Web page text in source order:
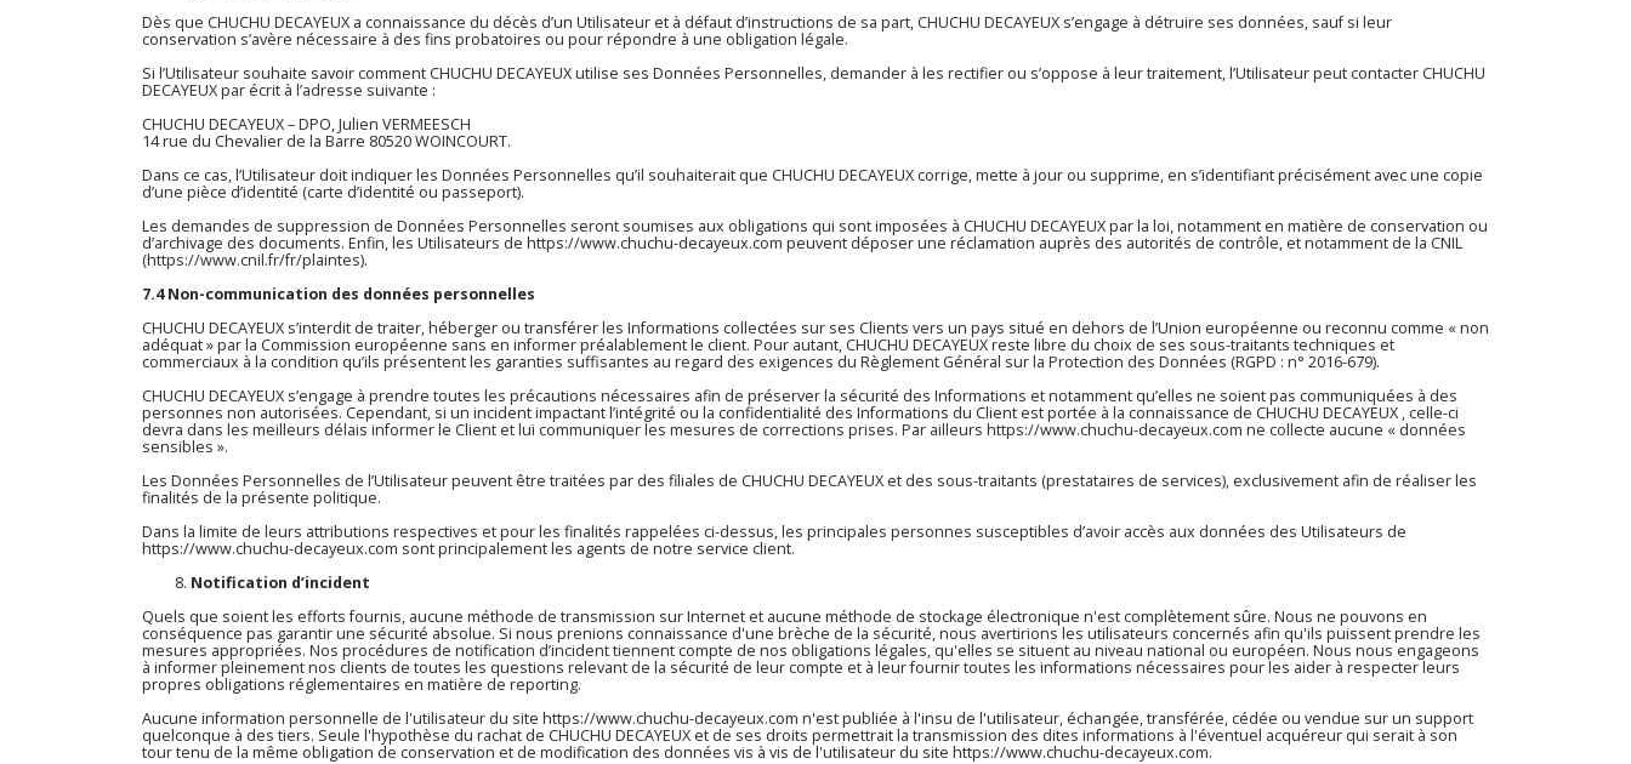
Dès que CHUCHU DECAYEUX a connaissance du décès d’un Utilisateur et à défaut d’instructions de sa part, CHUCHU DECAYEUX s’engage à détruire ses données, sauf si leur
conservation s’avère nécessaire à des fins probatoires ou pour répondre à une obligation légale.
Si l’Utilisateur souhaite savoir comment CHUCHU DECAYEUX utilise ses Données Personnelles, demander à les rectifier ou s’oppose à leur traitement, l’Utilisateur peut contacter CHUCHU
DECAYEUX par écrit à l’adresse suivante :
CHUCHU DECAYEUX – DPO, Julien VERMEESCH
14 rue du Chevalier de la Barre 80520 WOINCOURT.
Dans ce cas, l’Utilisateur doit indiquer les Données Personnelles qu’il souhaiterait que CHUCHU DECAYEUX corrige, mette à jour ou supprime, en s’identifiant précisément avec une copie
d’une pièce d’identité (carte d’identité ou passeport).
Les demandes de suppression de Données Personnelles seront soumises aux obligations qui sont imposées à CHUCHU DECAYEUX par la loi, notamment en matière de conservation ou
d’archivage des documents. Enfin, les Utilisateurs de https://www.chuchu-decayeux.com peuvent déposer une réclamation auprès des autorités de contrôle, et notamment de la CNIL
(https://www.cnil.fr/fr/plaintes).
7.4 Non-communication des données personnelles
CHUCHU DECAYEUX s’interdit de traiter, héberger ou transférer les Informations collectées sur ses Clients vers un pays situé en dehors de l’Union européenne ou reconnu comme « non
adéquat » par la Commission européenne sans en informer préalablement le client. Pour autant, CHUCHU DECAYEUX reste libre du choix de ses sous-traitants techniques et
commerciaux à la condition qu’ils présentent les garanties suffisantes au regard des exigences du Règlement Général sur la Protection des Données (RGPD : n° 2016-679).
CHUCHU DECAYEUX s’engage à prendre toutes les précautions nécessaires afin de préserver la sécurité des Informations et notamment qu’elles ne soient pas communiquées à des
personnes non autorisées. Cependant, si un incident impactant l’intégrité ou la confidentialité des Informations du Client est portée à la connaissance de CHUCHU DECAYEUX , celle-ci
devra dans les meilleurs délais informer le Client et lui communiquer les mesures de corrections prises. Par ailleurs https://www.chuchu-decayeux.com ne collecte aucune « données
sensibles ».
Les Données Personnelles de l’Utilisateur peuvent être traitées par des filiales de CHUCHU DECAYEUX et des sous-traitants (prestataires de services), exclusivement afin de réaliser les
finalités de la présente politique.
Dans la limite de leurs attributions respectives et pour les finalités rappelées ci-dessus, les principales personnes susceptibles d’avoir accès aux données des Utilisateurs de
https://www.chuchu-decayeux.com sont principalement les agents de notre service client.
Notification d’incident
Quels que soient les efforts fournis, aucune méthode de transmission sur Internet et aucune méthode de stockage électronique n'est complètement sûre. Nous ne pouvons en
conséquence pas garantir une sécurité absolue. Si nous prenions connaissance d'une brèche de la sécurité, nous avertirions les utilisateurs concernés afin qu'ils puissent prendre les
mesures appropriées. Nos procédures de notification d’incident tiennent compte de nos obligations légales, qu'elles se situent au niveau national ou européen. Nous nous engageons
à informer pleinement nos clients de toutes les questions relevant de la sécurité de leur compte et à leur fournir toutes les informations nécessaires pour les aider à respecter leurs
propres obligations réglementaires en matière de reporting.
Aucune information personnelle de l'utilisateur du site https://www.chuchu-decayeux.com n'est publiée à l'insu de l'utilisateur, échangée, transférée, cédée ou vendue sur un support
quelconque à des tiers. Seule l'hypothèse du rachat de CHUCHU DECAYEUX et de ses droits permettrait la transmission des dites informations à l'éventuel acquéreur qui serait à son
tour tenu de la même obligation de conservation et de modification des données vis à vis de l'utilisateur du site https://www.chuchu-decayeux.com.